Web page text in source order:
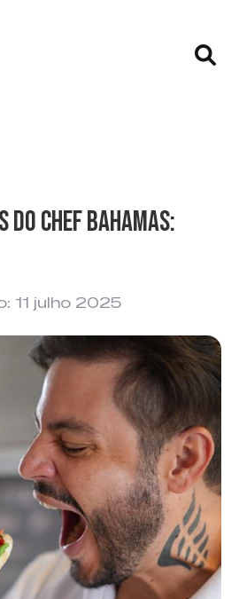
do Chef Bahamas:
11 julho 2025